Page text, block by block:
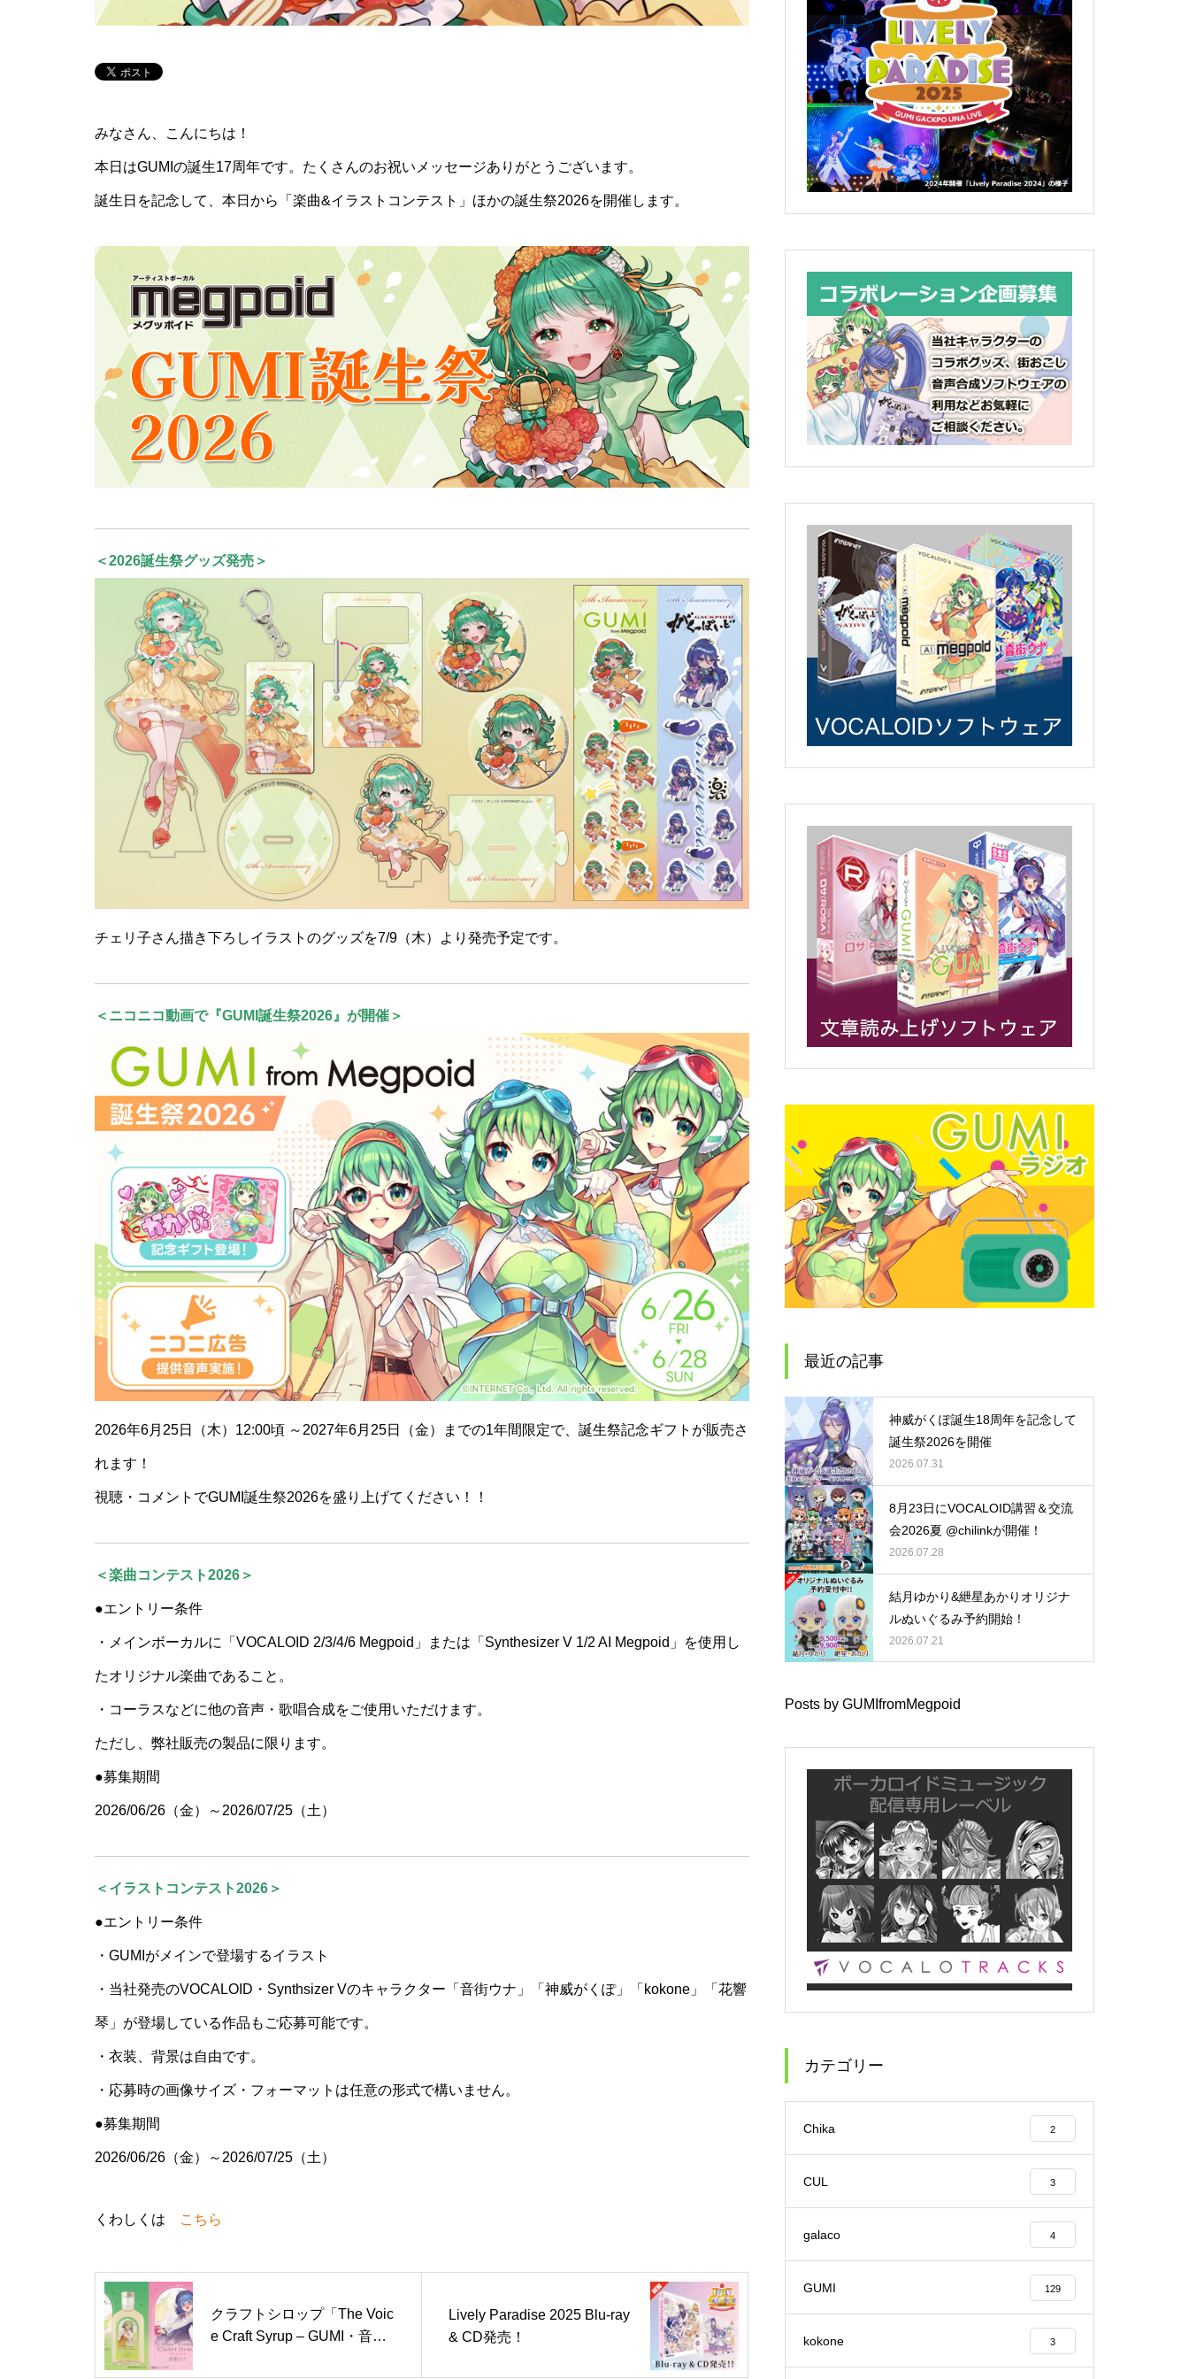
みなさん、こんにちは！
本日はGUMIの誕生17周年です。たくさんのお祝いメッセージありがとうございます。
誕生日を記念して、本日から「楽曲&イラストコンテスト」ほかの誕生祭2026を開催します。
＜2026誕生祭グッズ発売＞
チェリ子さん描き下ろしイラストのグッズを7/9（木）より発売予定です。
＜ニコニコ動画で『GUMI誕生祭2026』が開催＞
2026年6月25日（木）12:00頃 ～2027年6月25日（金）までの1年間限定で、誕生祭記念ギフトが販売さ
れます！
視聴・コメントでGUMI誕生祭2026を盛り上げてください！！
＜楽曲コンテスト2026＞
●エントリー条件
・メインボーカルに「VOCALOID 2/3/4/6 Megpoid」または「Synthesizer V 1/2 AI Megpoid」を使用し
たオリジナル楽曲であること。
・コーラスなどに他の音声・歌唱合成をご使用いただけます。
ただし、弊社販売の製品に限ります。
●募集期間
2026/06/26（金）～2026/07/25（土）
＜イラストコンテスト2026＞
●エントリー条件
・GUMIがメインで登場するイラスト
・当社発売のVOCALOID・Synthsizer Vのキャラクター「音街ウナ」「神威がくぽ」「kokone」「花響
琴」が登場している作品もご応募可能です。
・衣装、背景は自由です。
・応募時の画像サイズ・フォーマットは任意の形式で構いません。
●募集期間
2026/06/26（金）～2026/07/25（土）
くわしくは こちら
クラフトシロップ「The Voic
e Craft Syrup – GUMI・音街
Lively Paradise 2025 Blu-ray
& CD発売！
最近の記事
神威がくぽ誕生18周年を記念して
誕生祭2026を開催
2026.07.31
8月23日にVOCALOID講習＆交流
会2026夏 @chilinkが開催！
2026.07.28
結月ゆかり&紲星あかりオリジナ
ルぬいぐるみ予約開始！
2026.07.21
Posts by GUMIfromMegpoid
カテゴリー
Chika 2
CUL 3
galaco 4
GUMI 129
kokone 3